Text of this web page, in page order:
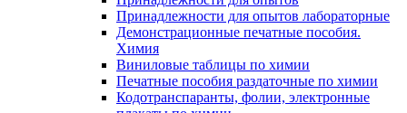
Принадлежности для опытов лабораторные
Демонстрационные печатные пособия.
Химия
Виниловые таблицы по химии
Печатные пособия раздаточные по химии
Кодотранспаранты, фолии, электронные